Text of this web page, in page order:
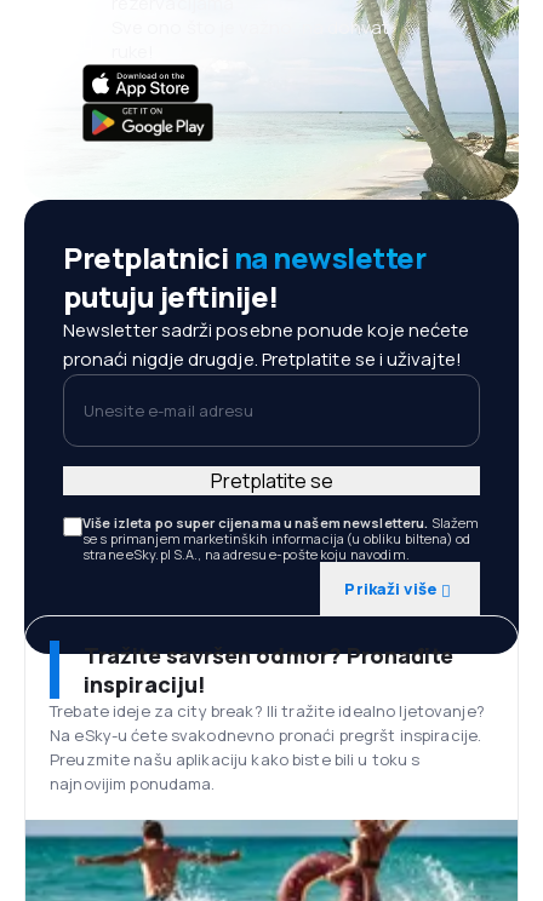
Sve ono što je važno, na dohvat
Pretplatnici na newsletter
putuju jeftinije!
Newsletter sadrži posebne ponude koje nećete
pronaći nigdje drugdje. Pretplatite se i uživajte!
Unesite e-mail adresu
Više izleta po super cijenama u našem newsletteru. Slažem
se s primanjem marketinških informacija (u obliku biltena) od
strane eSky.pl S.A., na adresu e-pošte koju navodim.
Prikaži više
Pretplatite se
Tražite savršen odmor? Pronađite
inspiraciju!
Trebate ideje za city break? Ili tražite idealno ljetovanje?
Na eSky-u ćete svakodnevno pronaći pregršt inspiracije.
Preuzmite našu aplikaciju kako biste bili u toku s
najnovijim ponudama.